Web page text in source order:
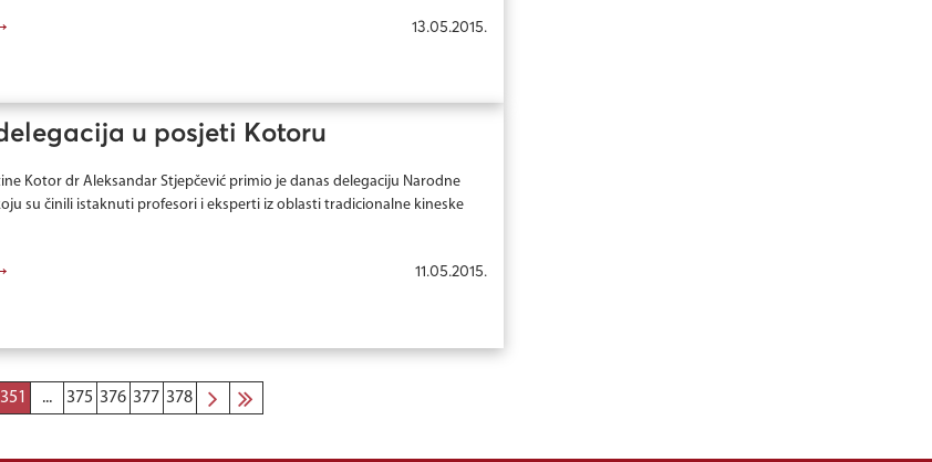
13.05.2015.
u posjeti Kotoru
Kotor dr Aleksandar Stjepčević primio je danas delegaciju Narodne
su činili istaknuti profesori i eksperti iz oblasti tradicionalne kineske
11.05.2015.
351 ... 375 376 377 378